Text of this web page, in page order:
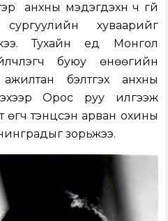
анхны мэдэгдэхүүн ч үгүй
хуваарийг
Тухайн үед Монгол
буюу өнөөгийн
бэлтгэх анхны
Орос руу илгээж
өгч тэнцсэн арван охины
зорьжээ.